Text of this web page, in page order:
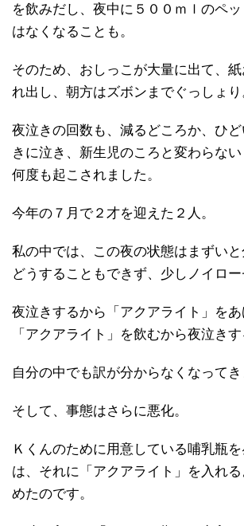
を飲みだし、夜中に５００ｍｌのペ
はなくなることも。
そのため、おしっこが大量に出て、
れ出し、朝方はズボンまでぐっしょり
夜泣きの回数も、減るどころか、ひ
きに泣き、新生児のころと変わらな
何度も起こされました。
今年の７月で２才を迎えた２人。
私の中では、この夜の状態はまずいと
どうすることもできず、少しノイロー
夜泣きするから「アクアライト」をあ
「アクアライト」を飲むから夜泣きす
自分の中でも訳が分からなくなってき
そして、事態はさらに悪化。
Ｋくんのために用意している哺乳瓶
は、それに「アクアライト」を入れ
めたのです。